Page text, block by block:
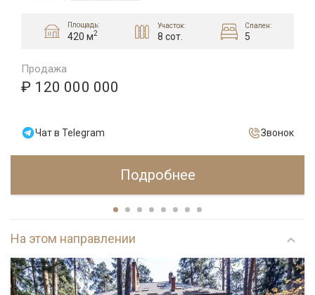
Площадь:
420 м2
Участок:
8 сот.
Спален:
5
Продажа
₽ 120 000 000
Чат в Telegram Звонок
Подробнее
На этом направлении